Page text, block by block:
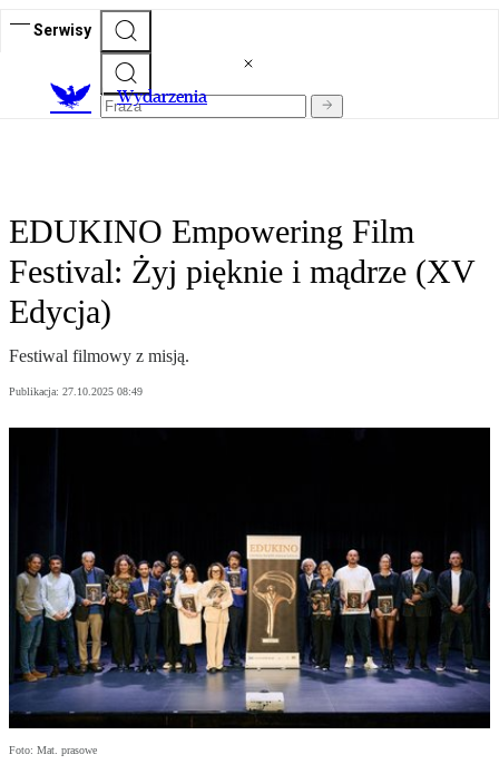
Serwisy
Wydarzenia
EDUKINO Empowering Film
Festival: Żyj pięknie i mądrze (XV
Edycja)
Festiwal filmowy z misją.
Publikacja: 27.10.2025 08:49
Foto: Mat. prasowe